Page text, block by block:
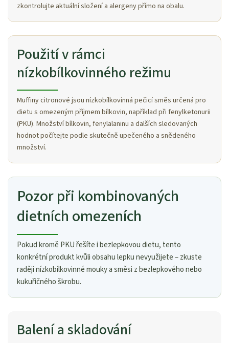
zkontrolujte aktuální složení a alergeny přímo na obalu.
Použití v rámci
nízkobílkovinného režimu
Muffiny citronové jsou nízkobílkovinná pečicí směs určená pro
dietu s omezeným příjmem bílkovin, například při fenylketonurii
(PKU). Množství bílkovin, fenylalaninu a dalších sledovaných
hodnot počítejte podle skutečně upečeného a snědeného
množství.
Pozor při kombinovaných
dietních omezeních
Pokud kromě PKU řešíte i bezlepkovou dietu, tento
konkrétní produkt kvůli obsahu lepku nevyužijete – zkuste
raději nízkobílkovinné mouky a směsi z bezlepkového nebo
kukuřičného škrobu.
Balení a skladování